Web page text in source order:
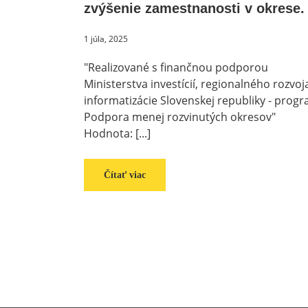
zvýšenie zamestnanosti v okrese.
1 júla, 2025
"Realizované s finančnou podporou
Ministerstva investícií, regionalného
informatizácie Slovenskej republiky -
Podpora menej rozvinutých okresov"
Hodnota: [...]
Čítať viac